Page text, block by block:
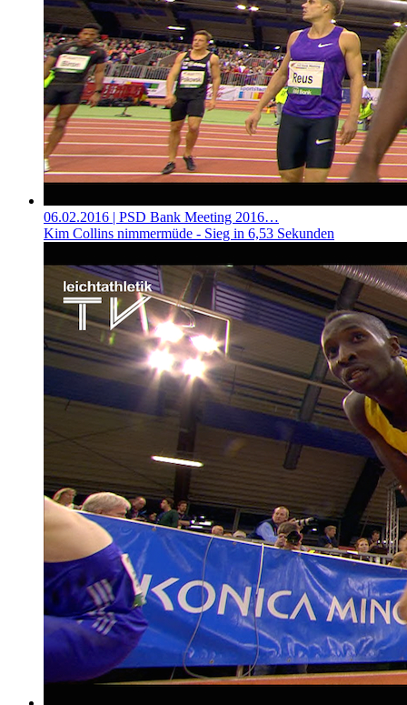
06.02.2016 | PSD Bank Meeting 2016…
Kim Collins nimmermüde - Sieg in 6,53 Sekunden